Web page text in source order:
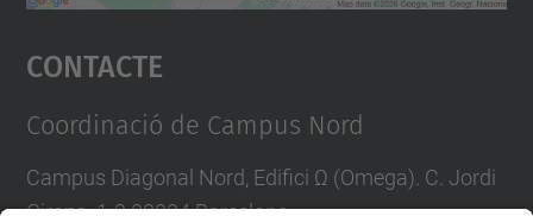
Accepta
powered by
Contacte
Coordinació de Campus Nord
Campus Diagonal Nord, Edifici Ω (Omega). C. Jordi